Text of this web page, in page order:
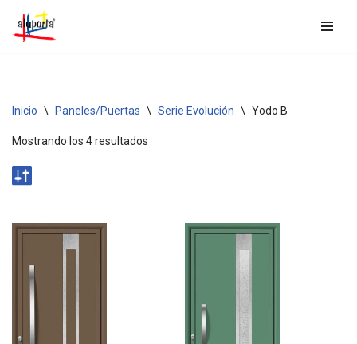
Saltar
Inicio \ Paneles/Puertas \ Serie Evolución \ Yodo B
Mostrando los 4 resultados